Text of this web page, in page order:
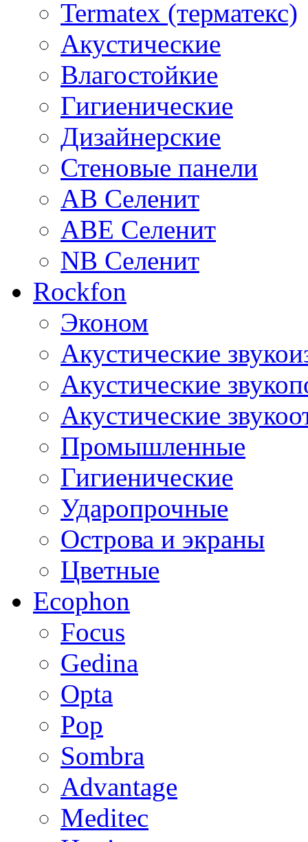
Termatex (терматекс)
Акустические
Влагостойкие
Гигиенические
Дизайнерские
Стеновые панели
AB Селенит
ABE Селенит
NB Селенит
Rockfon
Эконом
Акустические
Акустические
Акустические
Промышленные
Гигиенические
Ударопрочные
Острова и экраны
Цветные
Ecophon
Focus
Gedina
Opta
Pop
Sombra
Advantage
Meditec